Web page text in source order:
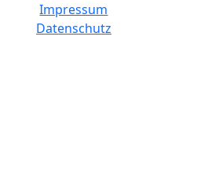
Impressum
Datenschutz